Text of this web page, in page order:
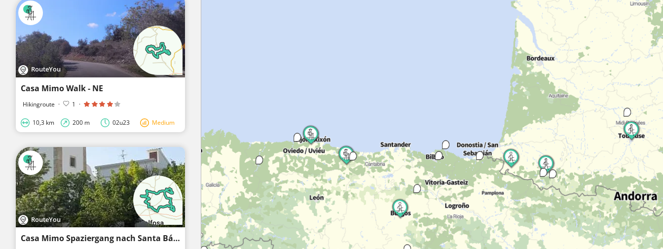
RouteYou
Casa Mimo Walk - NE
Hikingroute · 1 ·
10,3 km 200 m 02u23 Medium
RouteYou
Casa Mimo Spaziergang nach Santa Bárbara de Nexe